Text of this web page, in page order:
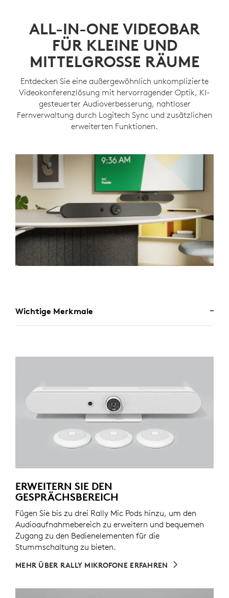
ALL-IN-ONE VIDEOBAR
FÜR KLEINE UND
MITTELGROSSE RÄUME
Entdecken Sie eine außergewöhnlich unkomplizierte
Videokonferenzlösung mit hervorragender Optik, KI-
gesteuerter Audioverbesserung, nahtloser
Fernverwaltung durch Logitech Sync und zusätzlichen
erweiterten Funktionen.
Wichtige Merkmale
ERWEITERN SIE DEN
GESPRÄCHSBEREICH
Fügen Sie bis zu drei Rally Mic Pods hinzu, um den
Audioaufnahmebereich zu erweitern und bequemen
Zugang zu den Bedienelementen für die
Stummschaltung zu bieten.
MEHR ÜBER RALLY MIKROFONE ERFAHREN